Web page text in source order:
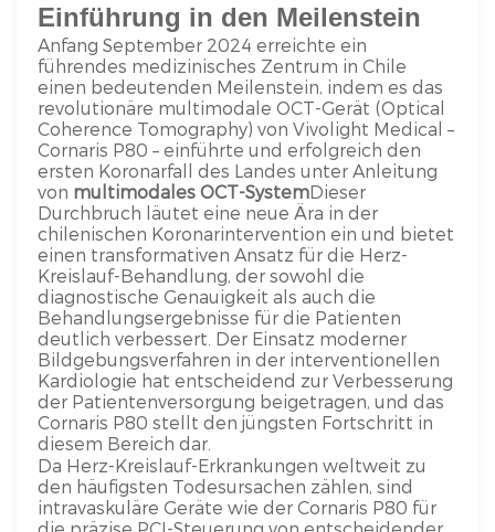
Einführung in den Meilenstein
Anfang September 2024 erreichte ein
führendes medizinisches Zentrum in Chile
einen bedeutenden Meilenstein, indem es das
revolutionäre multimodale OCT-Gerät (Optical
Coherence Tomography) von Vivolight Medical –
Cornaris P80 – einführte und erfolgreich den
ersten Koronarfall des Landes unter Anleitung
von multimodales OCT-SystemDieser
Durchbruch läutet eine neue Ära in der
chilenischen Koronarintervention ein und bietet
einen transformativen Ansatz für die Herz-
Kreislauf-Behandlung, der sowohl die
diagnostische Genauigkeit als auch die
Behandlungsergebnisse für die Patienten
deutlich verbessert. Der Einsatz moderner
Bildgebungsverfahren in der interventionellen
Kardiologie hat entscheidend zur Verbesserung
der Patientenversorgung beigetragen, und das
Cornaris P80 stellt den jüngsten Fortschritt in
diesem Bereich dar.
Da Herz-Kreislauf-Erkrankungen weltweit zu
den häufigsten Todesursachen zählen, sind
intravaskuläre Geräte wie der Cornaris P80 für
die präzise PCI-Steuerung von entscheidender